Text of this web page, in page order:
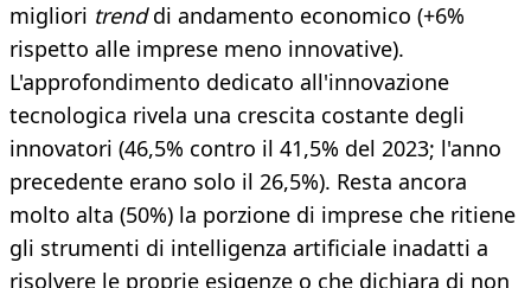
migliori trenddi andamento economico (+6%
rispetto alle imprese meno innovative).
L'approfondimento dedicato all'innovazione
tecnologica rivela una crescita costante degli
innovatori (46,5% contro il 41,5% del 2023; l'anno
precedente erano solo il 26,5%). Resta ancora
molto alta (50%) la porzione di imprese che ritiene
gli strumenti di intelligenza artificiale inadatti a
risolvere le proprie esigenze o che dichiara di non